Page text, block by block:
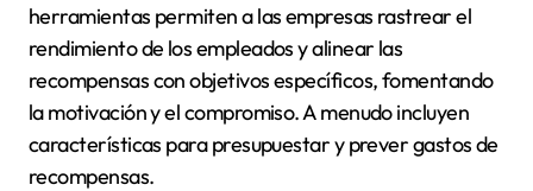
herramientas permiten a las empresas rastrear el
rendimiento de los empleados y alinear las
recompensas con objetivos específicos, fomentando
la motivación y el compromiso. A menudo incluyen
características para presupuestar y prever gastos de
recompensas.